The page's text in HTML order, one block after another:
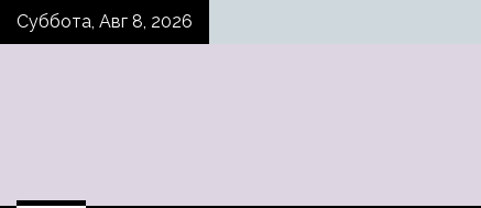
SkipСуббота, Авг 8, 2026